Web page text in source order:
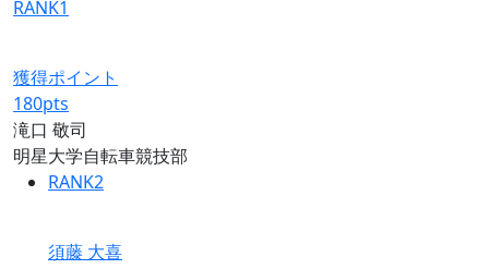
RANK1
獲得ポイント
180pts
滝口 敬司
明星大学自転車競技部
RANK2
須藤 大喜